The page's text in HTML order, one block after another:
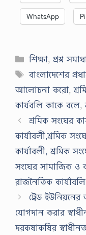
WhatsApp
Categories
শিক্ষা,প্রশ্ন
Tags
বাংলাদেশের
আলোচনা করো,
কার্যবলি কাকে বলে,
শ্রমিক সংঘের
কার্যাবলী,শ্রমিক
কার্যাবলী, শ্রমিক
সংঘের সামাজিক ও
রাজনৈতিক কার্যাবলি
ট্রেড
যোগদান করার
দরকষাকষির